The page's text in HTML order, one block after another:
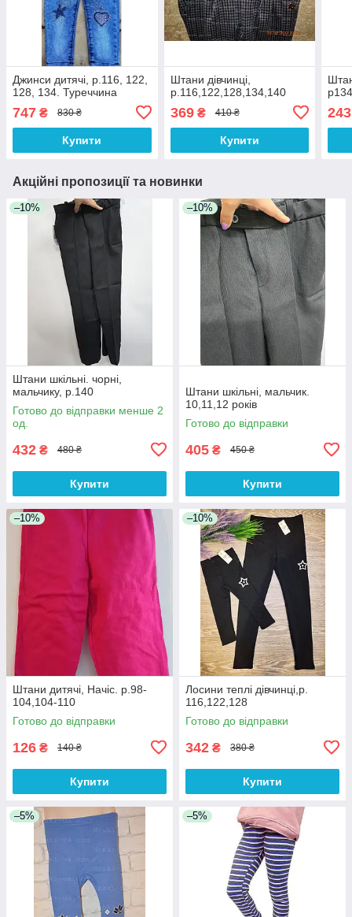
Джинси дитячі, р.116, 122,
128, 134. Туреччина
747 ₴ 830 ₴
Купити
Штани дівчинці,
р.116,122,128,134,140
369₴ 410 ₴
Купити
243
Акційні пропозиції та новинки
–10%
Штани шкільні. чорні,
мальчику, р.140
Готово до відправки менше 2
од.
432 ₴ 480 ₴
Купити
–10%
Штани шкільні, мальчик.
10,11,12 років
Готово до відправки
405 ₴ 450 ₴
Купити
–10%
Штани дитячі, Начіс. р.98-
104,104-110
Готово до відправки
126 ₴ 140 ₴
Купити
–10%
Лосини теплі дівчинці,р.
116,122,128
Готово до відправки
342 ₴ 380 ₴
Купити
–5% –5%